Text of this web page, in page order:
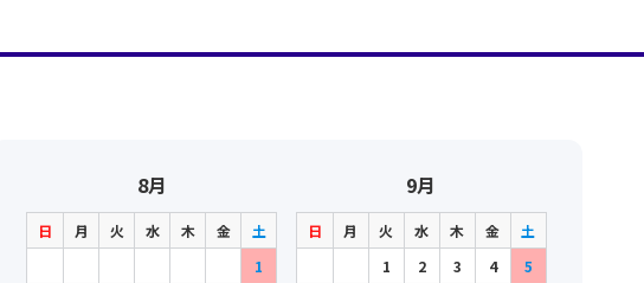
8月
日 月 火 水 木 金
土
1
9月
日 月 火 水 木 金
土
1
2 3 4
5